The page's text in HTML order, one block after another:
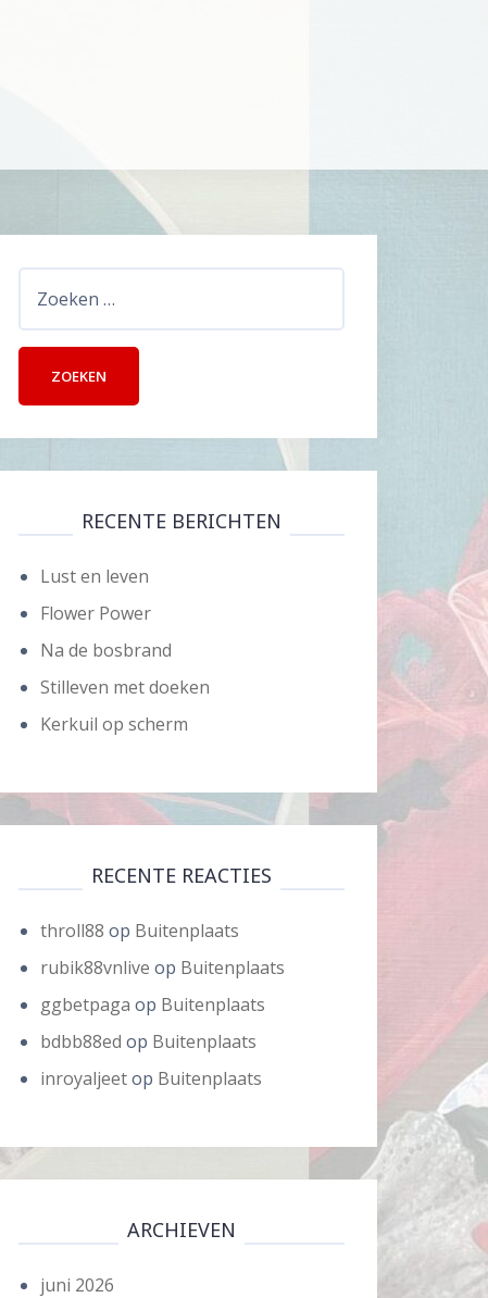
RECENTE BERICHTEN
Lust en leven
Flower Power
Na de bosbrand
Stilleven met doeken
Kerkuil op scherm
RECENTE REACTIES
throll88 op Buitenplaats
rubik88vnlive op Buitenplaats
ggbetpaga op Buitenplaats
bdbb88ed op Buitenplaats
inroyaljeetop Buitenplaats
ARCHIEVEN
juni 2026